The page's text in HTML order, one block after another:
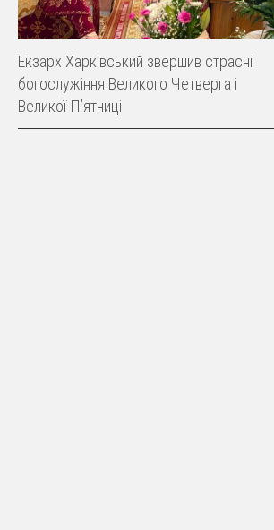
Екзарх Харківський звершив страсні
богослужіння Великого Четверга і
Великої Пʼятниці